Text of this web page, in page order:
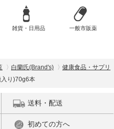
雑貨・日用品 一般市販薬
白蘭氏(Brand's)
健康食品・サプリ
り)70g6本
送料・配送
初めての方へ